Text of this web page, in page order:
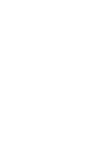
550W 9L 1มอเตอร์